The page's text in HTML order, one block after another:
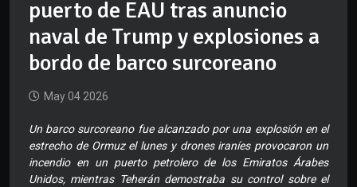
puerto de EAU tras anuncio
naval de Trump y explosiones a
bordo de barco surcoreano
May 04 2026
Un barco surcoreano fue alcanzado por una explosión en el
estrecho de Ormuz el lunes y drones iraníes provocaron un
incendio en un puerto petrolero de los Emiratos Árabes
Unidos, mientras Teherán demostraba su control sobre el